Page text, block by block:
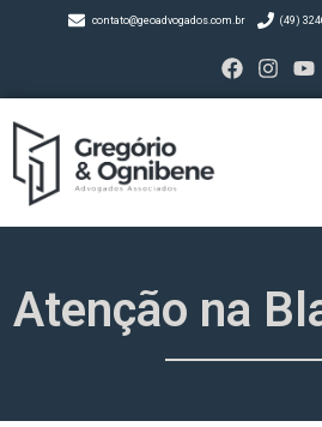
contato@geoadvogados.com.br (49)
Atenção na